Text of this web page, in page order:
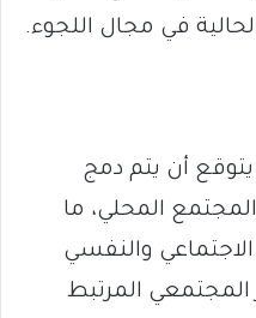
في مجال اللجوء.
يتوقع أن يتم دمج
المحلي، ما
والنفسي
المجتمعي المرتبط